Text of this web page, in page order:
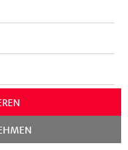
Modell…“